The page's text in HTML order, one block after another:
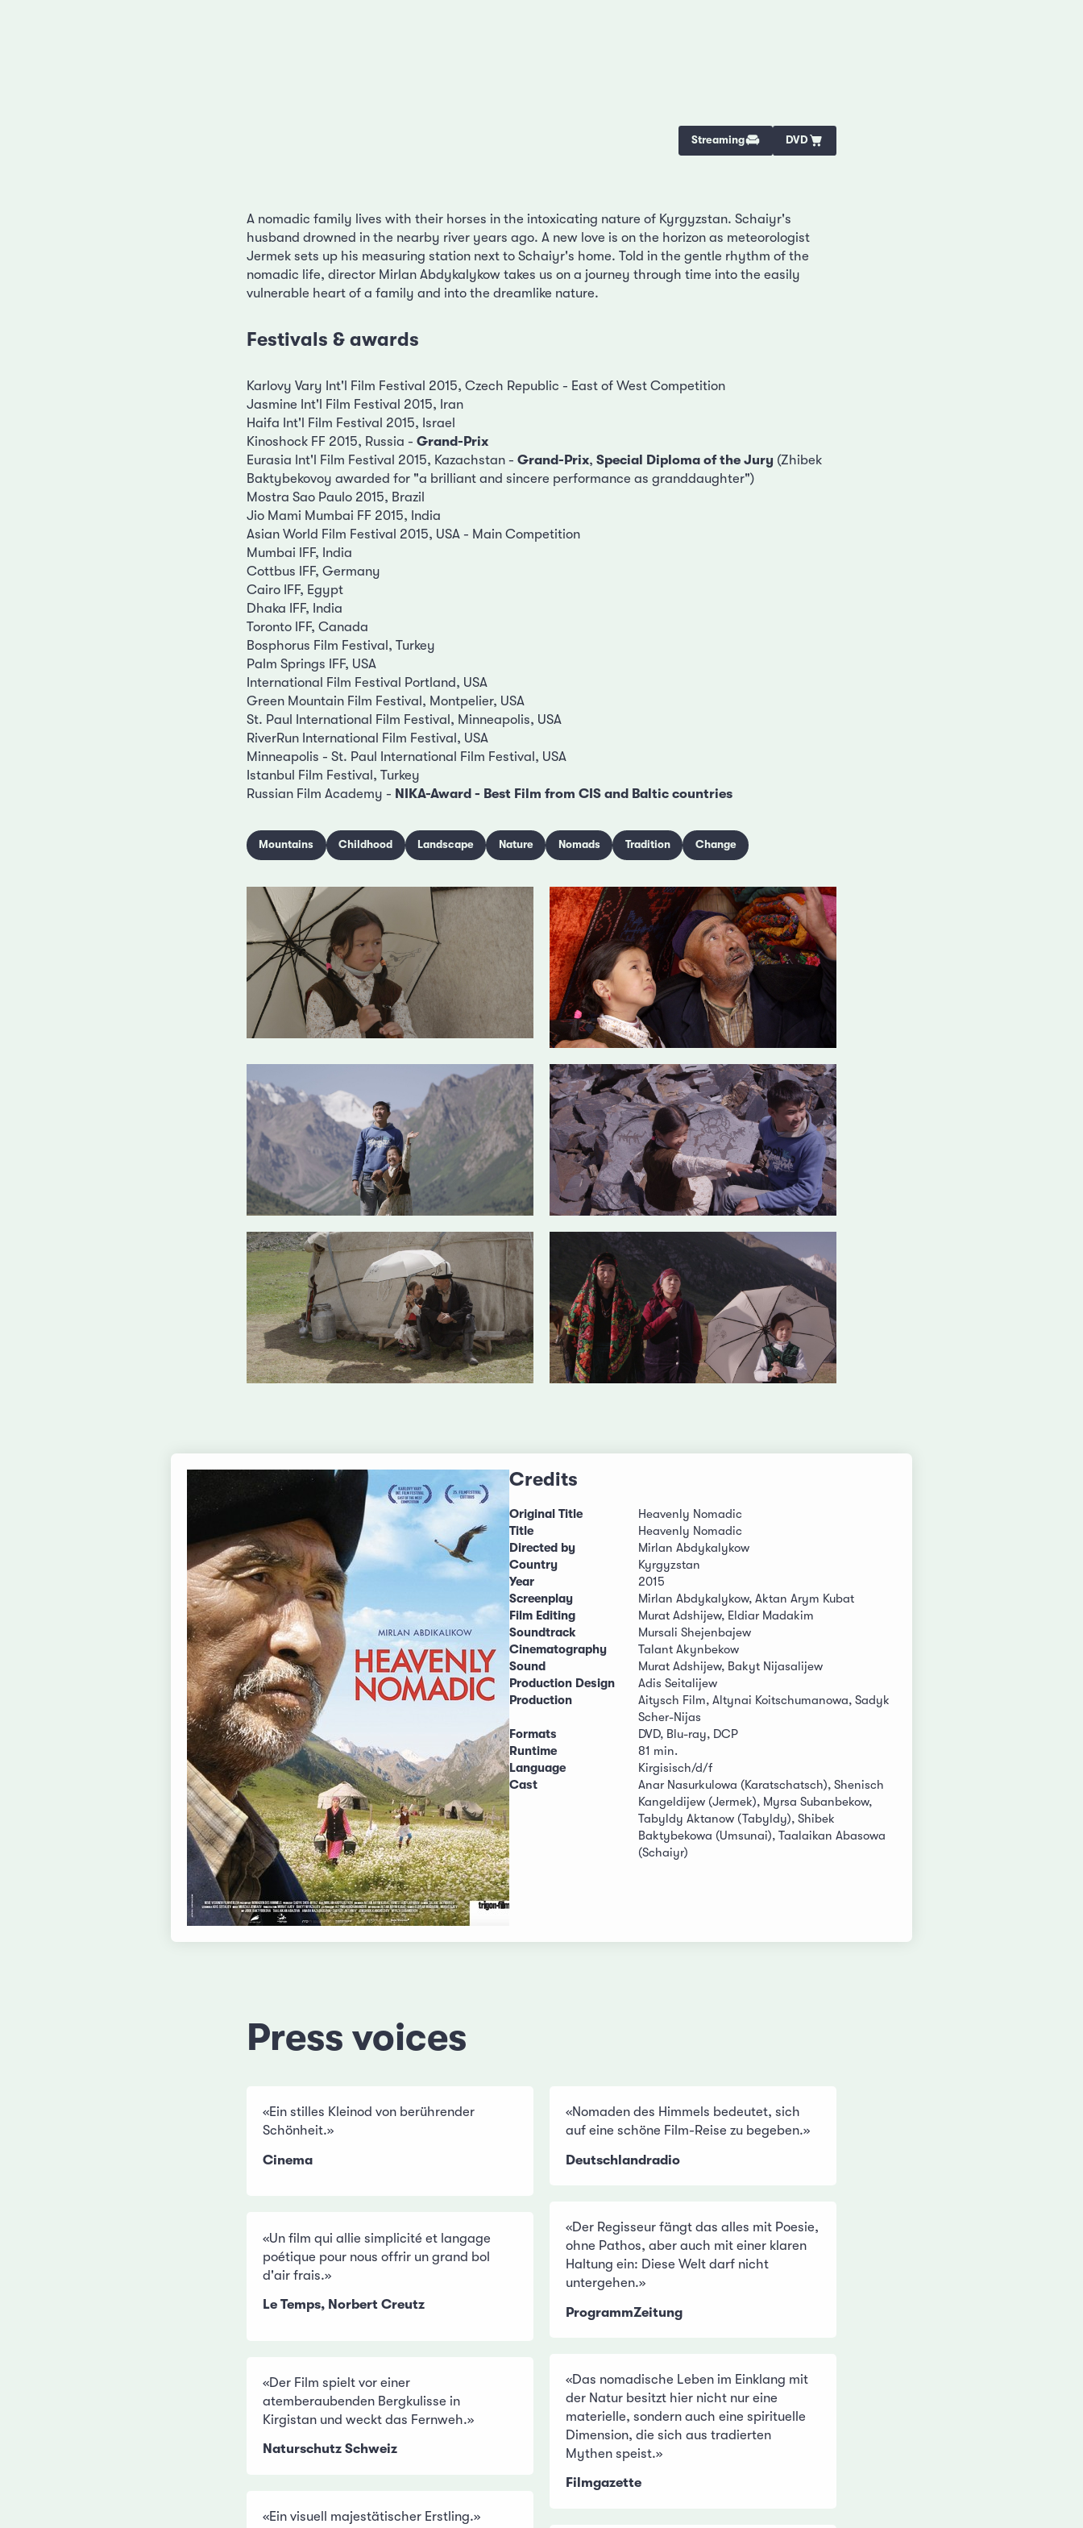
Streaming DVD
A nomadic family lives with their horses in the intoxicating nature of Kyrgyzstan. Schaiyr's
husband drowned in the nearby river years ago. A new love is on the horizon as meteorologist
Jermek sets up his measuring station next to Schaiyr's home. Told in the gentle rhythm of the
nomadic life, director Mirlan Abdykalykow takes us on a journey through time into the easily
vulnerable heart of a family and into the dreamlike nature.
Festivals & awards
Karlovy Vary Int'l Film Festival 2015, Czech Republic - East of West Competition
Jasmine Int'l Film Festival 2015, Iran
Haifa Int'l Film Festival 2015, Israel
Kinoshock FF 2015, Russia - Grand-Prix
Eurasia Int'l Film Festival 2015, Kazachstan - Grand-Prix, Special Diploma of the Jury (Zhibek
Baktybekovoy awarded for "a brilliant and sincere performance as granddaughter")
Mostra Sao Paulo 2015, Brazil
Jio Mami Mumbai FF 2015, India
Asian World Film Festival 2015, USA - Main Competition
Mumbai IFF, India
Cottbus IFF, Germany
Cairo IFF, Egypt
Dhaka IFF, India
Toronto IFF, Canada
Bosphorus Film Festival, Turkey
Palm Springs IFF, USA
International Film Festival Portland, USA
Green Mountain Film Festival, Montpelier, USA
St. Paul International Film Festival, Minneapolis, USA
RiverRun International Film Festival, USA
Minneapolis - St. Paul International Film Festival, USA
Istanbul Film Festival, Turkey
Russian Film Academy - NIKA-Award - Best Film from CIS and Baltic countries
Mountains Childhood Landscape Nature Nomads Tradition Change
Credits
Original Title
Heavenly Nomadic
Title
Heavenly Nomadic
Directed by
Mirlan Abdykalykow
Country
Kyrgyzstan
Year
2015
Screenplay
Mirlan Abdykalykow, Aktan Arym Kubat
Film Editing
Murat Adshijew, Eldiar Madakim
Soundtrack
Mursali Shejenbajew
Cinematography
Talant Akynbekow
Sound
Murat Adshijew, Bakyt Nijasalijew
Production Design
Adis Seitalijew
Production
Aitysch Film, Altynai Koitschumanowa, Sadyk
Scher-Nijas
Formats
DVD, Blu-ray, DCP
Runtime
81 min.
Language
Kirgisisch/d/f
Cast
Anar Nasurkulowa (Karatschatsch), Shenisch
Kangeldijew (Jermek), Myrsa Subanbekow,
Tabyldy Aktanow (Tabyldy), Shibek
Baktybekowa (Umsunai), Taalaikan Abasowa
(Schaiyr)
Press voices
«Ein stilles Kleinod von berührender
Schönheit.»
Cinema
«Un film qui allie simplicité et langage
poétique pour nous offrir un grand bol
d'air frais.»
Le Temps, Norbert Creutz
«Der Film spielt vor einer
atemberaubenden Bergkulisse in
Kirgistan und weckt das Fernweh.»
Naturschutz Schweiz
«Ein visuell majestätischer Erstling.»
«Nomaden des Himmels bedeutet, sich
auf eine schöne Film-Reise zu begeben.»
Deutschlandradio
«Der Regisseur fängt das alles mit Poesie,
ohne Pathos, aber auch mit einer klaren
Haltung ein: Diese Welt darf nicht
untergehen.»
ProgrammZeitung
«Das nomadische Leben im Einklang mit
der Natur besitzt hier nicht nur eine
materielle, sondern auch eine spirituelle
Dimension, die sich aus tradierten
Mythen speist.»
Filmgazette